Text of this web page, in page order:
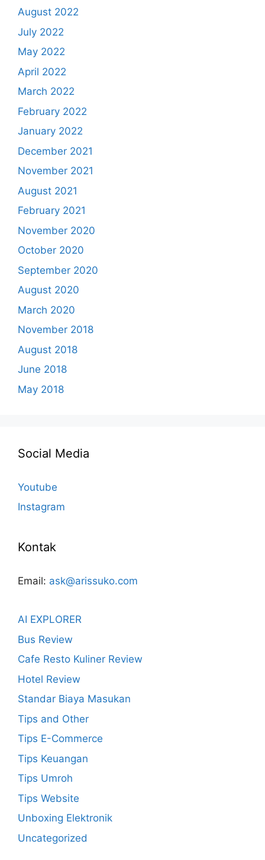
August 2022
July 2022
May 2022
April 2022
March 2022
February 2022
January 2022
December 2021
November 2021
August 2021
February 2021
November 2020
October 2020
September 2020
August 2020
March 2020
November 2018
August 2018
June 2018
May 2018
Social Media
Youtube
Instagram
Kontak
Email: ask@arissuko.com
AI EXPLORER
Bus Review
Cafe Resto Kuliner Review
Hotel Review
Standar Biaya Masukan
Tips and Other
Tips E-Commerce
Tips Keuangan
Tips Umroh
Tips Website
Unboxing Elektronik
Uncategorized